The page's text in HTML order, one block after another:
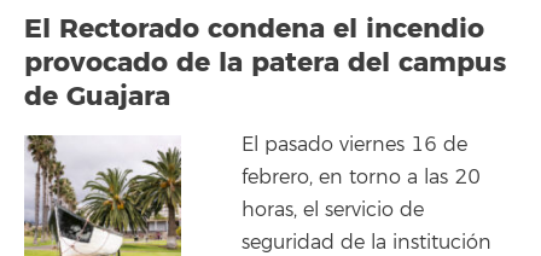
El Rectorado condena el incendio
provocado de la patera del campus
de Guajara
El pasado viernes 16 de
febrero, en torno a las 20
horas, el servicio de
seguridad de la institución